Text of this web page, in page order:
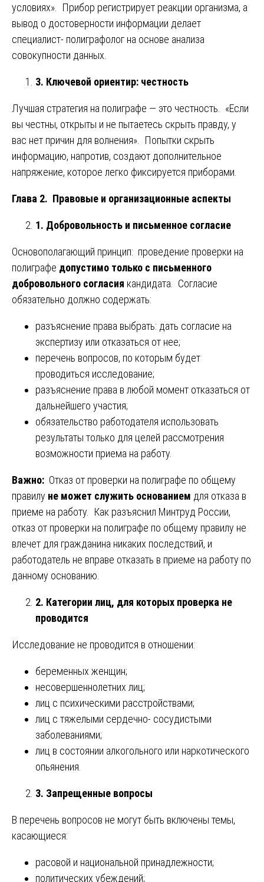
условиях». Прибор регистрирует реакции организма, а
вывод о достоверности информации делает
специалист- полиграфолог на основе анализа
совокупности данных.
3. Ключевой ориентир: честность
Лучшая стратегия на полиграфе — это честность. «Если
вы честны, открыты и не пытаетесь скрыть правду, у
вас нет причин для волнения». Попытки скрыть
информацию, напротив, создают дополнительное
напряжение, которое легко фиксируется приборами.
Глава 2. Правовые и организационные аспекты
1. Добровольность и письменное согласие
Основополагающий принцип: проведение проверки на
полиграфе допустимо только с письменного
добровольного согласия кандидата. Согласие
обязательно должно содержать:
разъяснение права выбрать: дать согласие на
экспертизу или отказаться от нее;
перечень вопросов, по которым будет
проводиться исследование;
разъяснение права в любой момент отказаться от
дальнейшего участия;
обязательство работодателя использовать
результаты только для целей рассмотрения
возможности приема на работу.
Важно: Отказ от проверки на полиграфе по общему
правилу не может служить основанием для отказа в
приеме на работу. Как разъяснил Минтруд России,
отказ от проверки на полиграфе по общему правилу не
влечет для гражданина никаких последствий, и
работодатель не вправе отказать в приеме на работу по
данному основанию.
2. Категории лиц, для которых проверка не
проводится
Исследование не проводится в отношении:
беременных женщин;
несовершеннолетних лиц;
лиц с психическими расстройствами;
лиц с тяжелыми сердечно- сосудистыми
заболеваниями;
лиц в состоянии алкогольного или наркотического
опьянения.
3. Запрещенные вопросы
В перечень вопросов не могут быть включены темы,
касающиеся:
расовой и национальной принадлежности;
политических убеждений;